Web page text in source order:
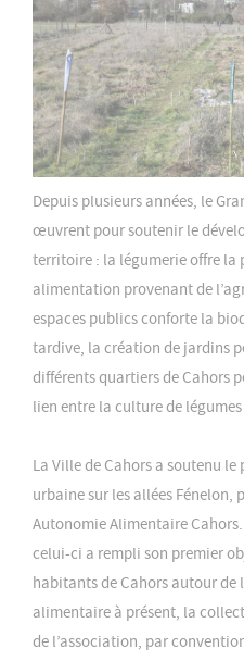
Depuis plusieurs années, le
œuvrent pour soutenir le
territoire : la légumerie offre la
alimentation provenant de
espaces publics conforte la
tardive, la création de jardins
différents quartiers de Cahors
lien entre la culture de
La Ville de Cahors a soutenu
urbaine sur les allées Fénelon,
Autonomie Alimentaire
celui-ci a rempli son premier
habitants de Cahors autour de
alimentaire à présent, la
de l’association, par